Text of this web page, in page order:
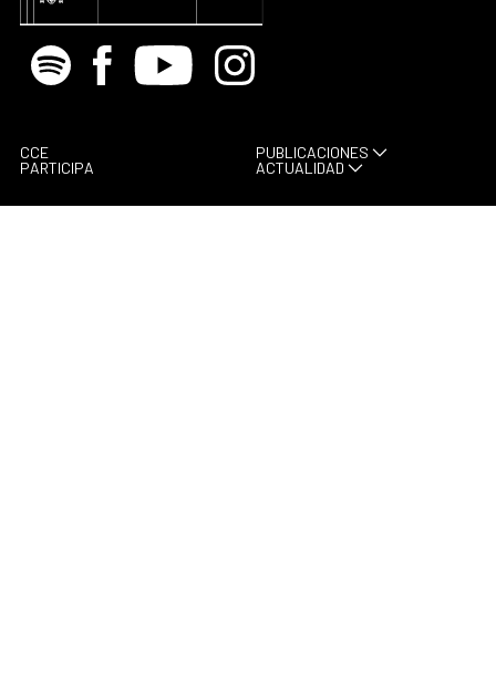
Spotify Facebook
Youtube Instagram
CCE
PARTICIPA
PUBLICACIONES
ACTUALIDAD